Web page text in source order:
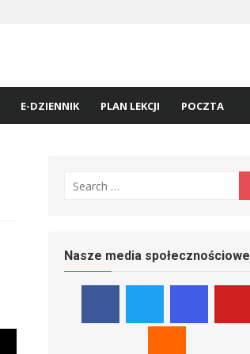
E-DZIENNIK PLAN LEKCJI POCZTA
for:
Nasze media społecznościowe